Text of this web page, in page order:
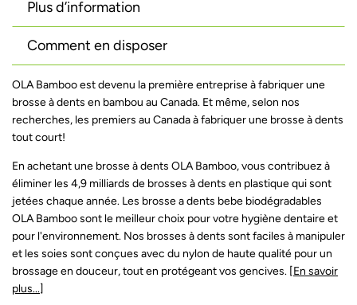
Plus d’information
Comment en disposer
OLA Bamboo est devenu la première entreprise à fabriquer une
brosse à dents en bambou au Canada. Et même, selon nos
recherches, les premiers au Canada à fabriquer une brosse à dents
tout court!
En achetant une brosse à dents OLA Bamboo, vous contribuez à
éliminer les 4,9 milliards de brosses à dents en plastique qui sont
jetées chaque année. Les brosse a dents bebe biodégradables
OLA Bamboo sont le meilleur choix pour votre hygiène dentaire et
pour l'environnement. Nos brosses à dents sont faciles à manipuler
et les soies sont conçues avec du nylon de haute qualité pour un
brossage en douceur, tout en protégeant vos gencives. [En savoir
plus...]